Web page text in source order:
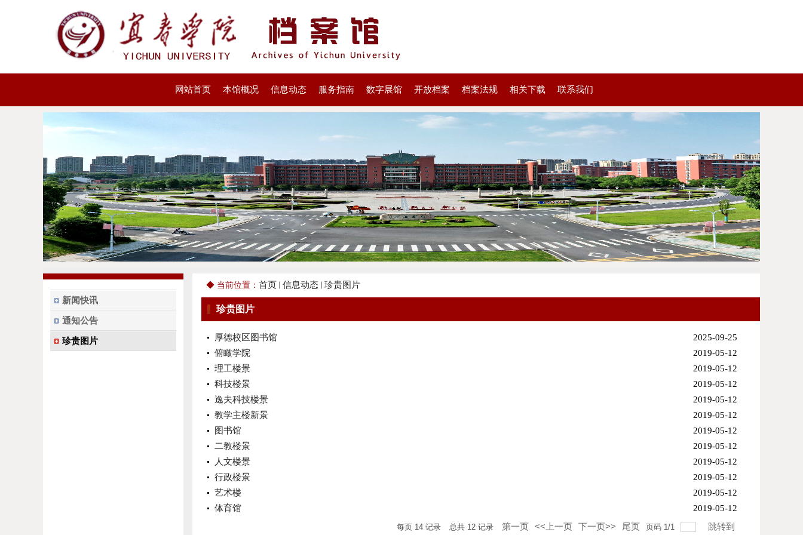
网站首页 本馆概况 信息动态 服务指南 数字展馆 开放档案 档案法规 相关下载 联系我们
新闻快讯
通知公告
珍贵图片
◆ 当前位置： 首页 信息动态 珍贵图片
珍贵图片
厚德校区图书馆
2025-09-25
俯瞰学院
2019-05-12
理工楼景
2019-05-12
科技楼景
2019-05-12
逸夫科技楼景
2019-05-12
教学主楼新景
2019-05-12
图书馆
2019-05-12
二教楼景
2019-05-12
人文楼景
2019-05-12
行政楼景
2019-05-12
艺术楼
2019-05-12
体育馆
2019-05-12
每页 14 记录 总共 12 记录 第一页 <<上一页 下一页>> 尾页 页码 1/1 跳转到